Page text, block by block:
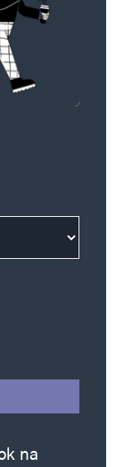
na